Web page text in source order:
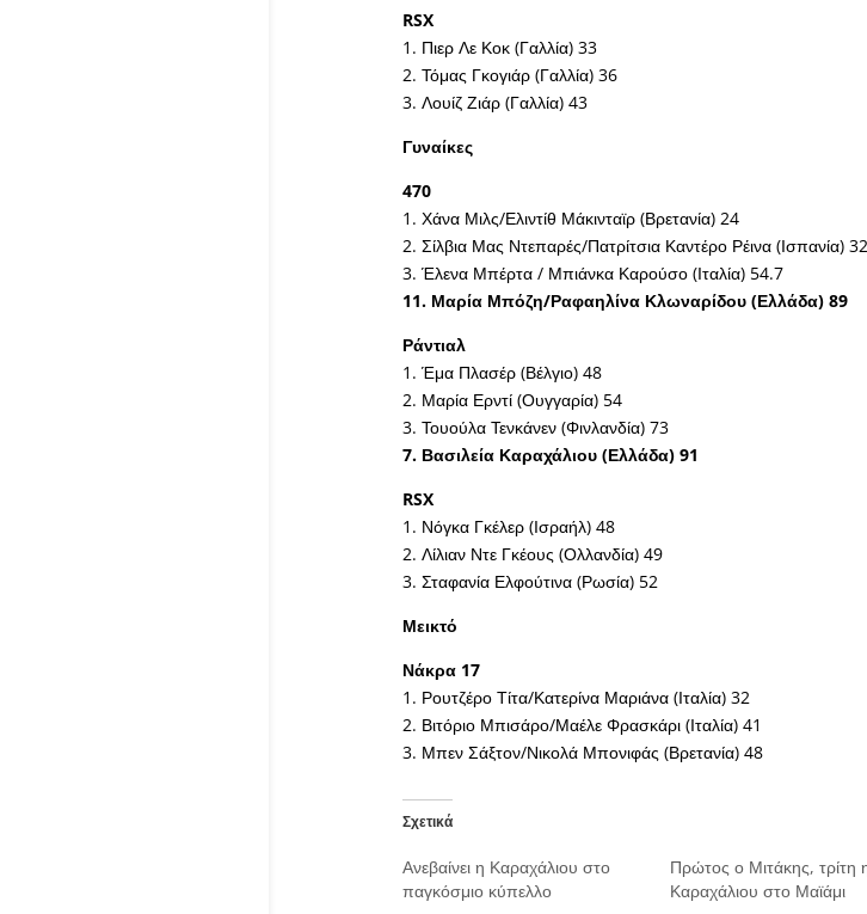
RSX
1. Πιερ Λε Κοκ (Γαλλία) 33
2. Τόμας Γκογιάρ (Γαλλία) 36
3. Λουίζ Ζιάρ (Γαλλία) 43
Γυναίκες
470
1. Χάνα Μιλς/Ελιντίθ Μάκινταϊρ (Βρετανία) 24
2. Σίλβια Μας Ντεπαρές/Πατρίτσια Καντέρο Ρέινα (Ισπανία) 32
3. Έλενα Μπέρτα / Μπιάνκα Καρούσο (Ιταλία) 54.7
11. Μαρία Μπόζη/Ραφαηλίνα Κλωναρίδου (Ελλάδα) 89
Ράντιαλ
1. Έμα Πλασέρ (Βέλγιο) 48
2. Μαρία Ερντί (Ουγγαρία) 54
3. Τουούλα Τενκάνεν (Φινλανδία) 73
7. Βασιλεία Καραχάλιου (Ελλάδα) 91
RSX
1. Νόγκα Γκέλερ (Ισραήλ) 48
2. Λίλιαν Ντε Γκέους (Ολλανδία) 49
3. Σταφανία Ελφούτινα (Ρωσία) 52
Μεικτό
Νάκρα 17
1. Ρουτζέρο Τίτα/Κατερίνα Μαριάνα (Ιταλία) 32
2. Βιτόριο Μπισάρο/Μαέλε Φρασκάρι (Ιταλία) 41
3. Μπεν Σάξτον/Νικολά Μπονιφάς (Βρετανία) 48
Σχετικά
Ανεβαίνει η Καραχάλιου στο
παγκόσμιο κύπελλο
Πρώτος ο Μιτάκης, τρίτη
Καραχάλιου στο Μαϊάμι